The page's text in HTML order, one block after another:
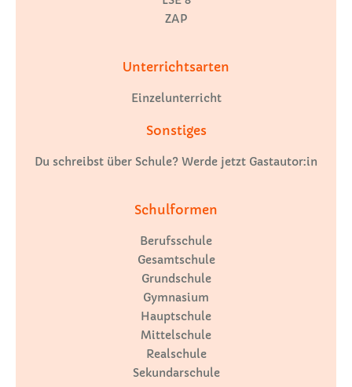
ZAP
Unterrichtsarten
Einzelunterricht
Sonstiges
Du schreibst über Schule? Werde jetzt Gastautor:in
Schulformen
Berufsschule
Gesamtschule
Grundschule
Gymnasium
Hauptschule
Mittelschule
Realschule
Sekundarschule